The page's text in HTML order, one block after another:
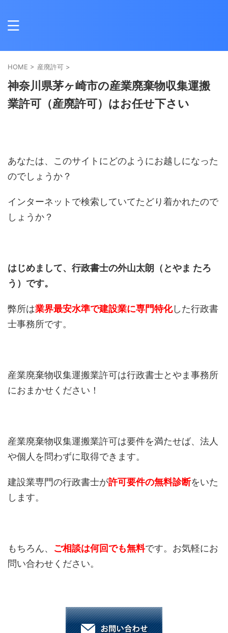
HOME > 産廃許可 >
神奈川県茅ヶ崎市の産業廃棄物収集運搬
業許可（産廃許可）はお任せ下さい
あなたは、このサイトにどのようにお越しになった
のでしょうか？
インターネットで検索していてたどり着かれたので
しょうか？
はじめまして、行政書士の外山太朗（とやま たろ
う）です。
弊所は業界最安水準で建設業に専門特化した行政書
士事務所です。
産業廃棄物収集運搬業許可は行政書士とやま事務所
におまかせください！
産業廃棄物収集運搬業許可は要件を満たせば、法人
や個人を問わずに取得できます。
建設業専門の行政書士が許可要件の無料診断をいた
します。
もちろん、 ご相談は何回でも無料です。お気軽にお
問い合わせください。